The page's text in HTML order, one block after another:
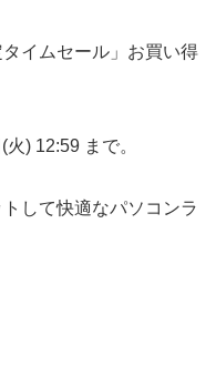
イムセール」お買い得
) 12:59 まで。
して快適なパソコンラ